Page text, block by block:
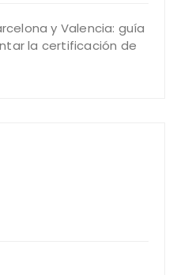
y Valencia: guía
la certificación de